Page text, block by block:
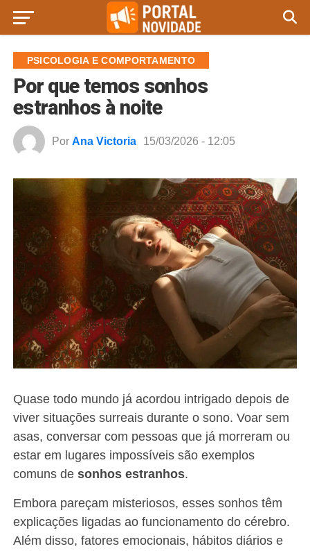
PSICOLOGIA E COMPORTAMENTO
Por que temos sonhos
estranhos à noite
Por Ana Victoria 15/03/2026 - 12:05
Quase todo mundo já acordou intrigado depois de
viver situações surreais durante o sono. Voar sem
asas, conversar com pessoas que já morreram ou
estar em lugares impossíveis são exemplos
comuns de sonhos estranhos.
Embora pareçam misteriosos, esses sonhos têm
explicações ligadas ao funcionamento do cérebro.
Além disso, fatores emocionais, hábitos diários e